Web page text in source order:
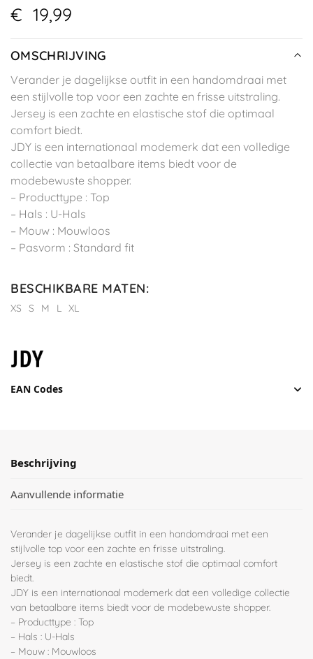
€ 19,99
OMSCHRIJVING
Verander je dagelijkse outfit in een handomdraai met
een stijlvolle top voor een zachte en frisse uitstraling.
Jersey is een zachte en elastische stof die optimaal
comfort biedt.
JDY is een internationaal modemerk dat een volledige
collectie van betaalbare items biedt voor de
modebewuste shopper.
– Producttype : Top
– Hals : U-Hals
– Mouw : Mouwloos
– Pasvorm : Standard fit
BESCHIKBARE MATEN:
XS S M L XL
EAN Codes
Beschrijving
Aanvullende informatie
Verander je dagelijkse outfit in een handomdraai met een
stijlvolle top voor een zachte en frisse uitstraling.
Jersey is een zachte en elastische stof die optimaal comfort
biedt.
JDY is een internationaal modemerk dat een volledige collectie
van betaalbare items biedt voor de modebewuste shopper.
– Producttype : Top
– Hals : U-Hals
– Mouw : Mouwloos